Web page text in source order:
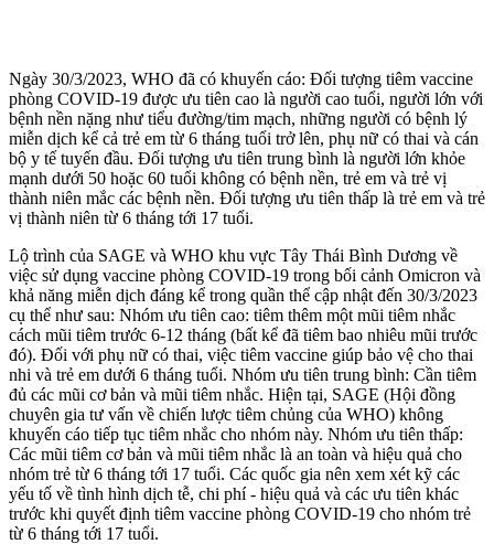
Ngày 30/3/2023, WHO đã có khuyến cáo: Đối tượng tiêm vaccine
phòng COVID-19 được ưu tiên cao là người cao tuổi, người lớn với
bệnh nền nặng như tiểu đường/tim mạch, những người có bệnh lý
miễn dịch kể cả trẻ em từ 6 tháng tuổi trở lên, phụ nữ có thai và cán
bộ y tế tuyến đầu. Đối tượng ưu tiên trung bình là người lớn khỏe
mạnh dưới 50 hoặc 60 tuổi không có bệnh nền, trẻ em và trẻ v‌ị
thà‌nh niê‌n mắc các bệnh nền. Đối tượng ưu tiên thấp là trẻ em và trẻ
v‌ị thà‌nh niê‌n từ 6 tháng tới 17 tuổi.
Lộ trình của SAGE và WHO khu vực Tây Thái Bình Dương về
việc sử dụng vaccine phòng COVID-19 trong bối cảnh Omicron và
khả năng miễn dịch đáng kể trong quần thể cập nhật đến 30/3/2023
cụ thể như sau: Nhóm ưu tiên cao: tiêm thêm một mũi tiêm nhắc
cách mũi tiêm trước 6-12 tháng (bất kể đã tiêm bao nhiêu mũi trước
đó). Đối với phụ nữ có thai, việc tiêm vaccine giúp bảo vệ cho thai
nhi và trẻ em dưới 6 tháng tuổi. Nhóm ưu tiên trung bình: Cần tiêm
đủ các mũi cơ bản và mũi tiêm nhắc. Hiện tại, SAGE (Hội đồng
chuyên gia tư vấn về chiến lược tiêm chủng của WHO) không
khuyến cáo tiếp tục tiêm nhắc cho nhóm này. Nhóm ưu tiên thấp:
Các mũi tiêm cơ bản và mũi tiêm nhắc là an toàn và hiệu quả cho
nhóm trẻ từ 6 tháng tới 17 tuổi. Các quốc gia nên xem xét kỹ các
yếu tố về tình hình dịch tễ, chi phí - hiệu quả và các ưu tiên khác
trước khi quyết định tiêm vaccine phòng COVID-19 cho nhóm trẻ
từ 6 tháng tới 17 tuổi.